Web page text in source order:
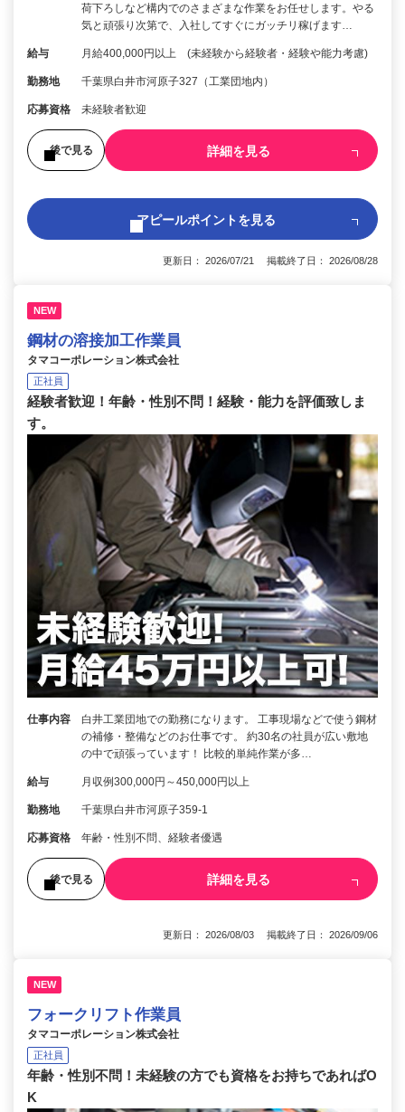
荷下ろしなど構内でのさまざまな作業をお任せします。やる
気と頑張り次第で、入社してすぐにガッチリ稼げます…
給与 月給400,000円以上 (未経験から経験者・経験や能力考慮)
勤務地 千葉県白井市河原子327（工業団地内）
応募資格 未経験者歓迎
後で見る 詳細を見る
アピールポイントを見る
更新日： 2026/07/21 掲載終了日： 2026/08/28
NEW
鋼材の溶接加工作業員
タマコーポレーション株式会社
正社員
経験者歓迎！年齢・性別不問！経験・能力を評価致しま
す。
仕事内容
白井工業団地での勤務になります。 工事現場などで使う鋼材
の補修・整備などのお仕事です。 約30名の社員が広い敷地
の中で頑張っています！ 比較的単純作業が多…
給与 月収例300,000円～450,000円以上
勤務地 千葉県白井市河原子359-1
応募資格 年齢・性別不問、経験者優遇
後で見る 詳細を見る
更新日： 2026/08/03 掲載終了日： 2026/09/06
NEW
フォークリフト作業員
タマコーポレーション株式会社
正社員
年齢・性別不問！未経験の方でも資格をお持ちであればO
K